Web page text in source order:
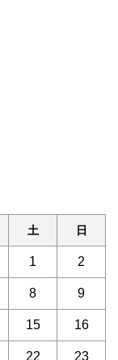
土 日
1 2
8 9
15 16
22 23